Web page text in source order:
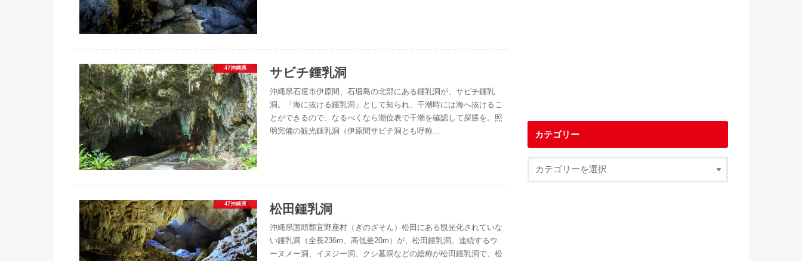
47沖縄県 サビチ鍾乳洞
沖縄県石垣市伊原間、石垣島の北部にある鍾乳洞が、サビチ鍾乳
洞。「海に抜ける鍾乳洞」として知られ、干潮時には海へ抜けるこ
とができるので、なるべくなら潮位表で干潮を確認して探勝を。照
明完備の観光鍾乳洞（伊原間サビチ洞とも呼称…
47沖縄県 松田鍾乳洞
沖縄県国頭郡宜野座村（ぎのざそん）松田にある観光化されていな
い鍾乳洞（全長236m、高低差20m）が、松田鍾乳洞。連続するウ
ーヌメー洞、イヌジー洞、クシ墓洞などの総称が松田鍾乳洞で、松
カテゴリー